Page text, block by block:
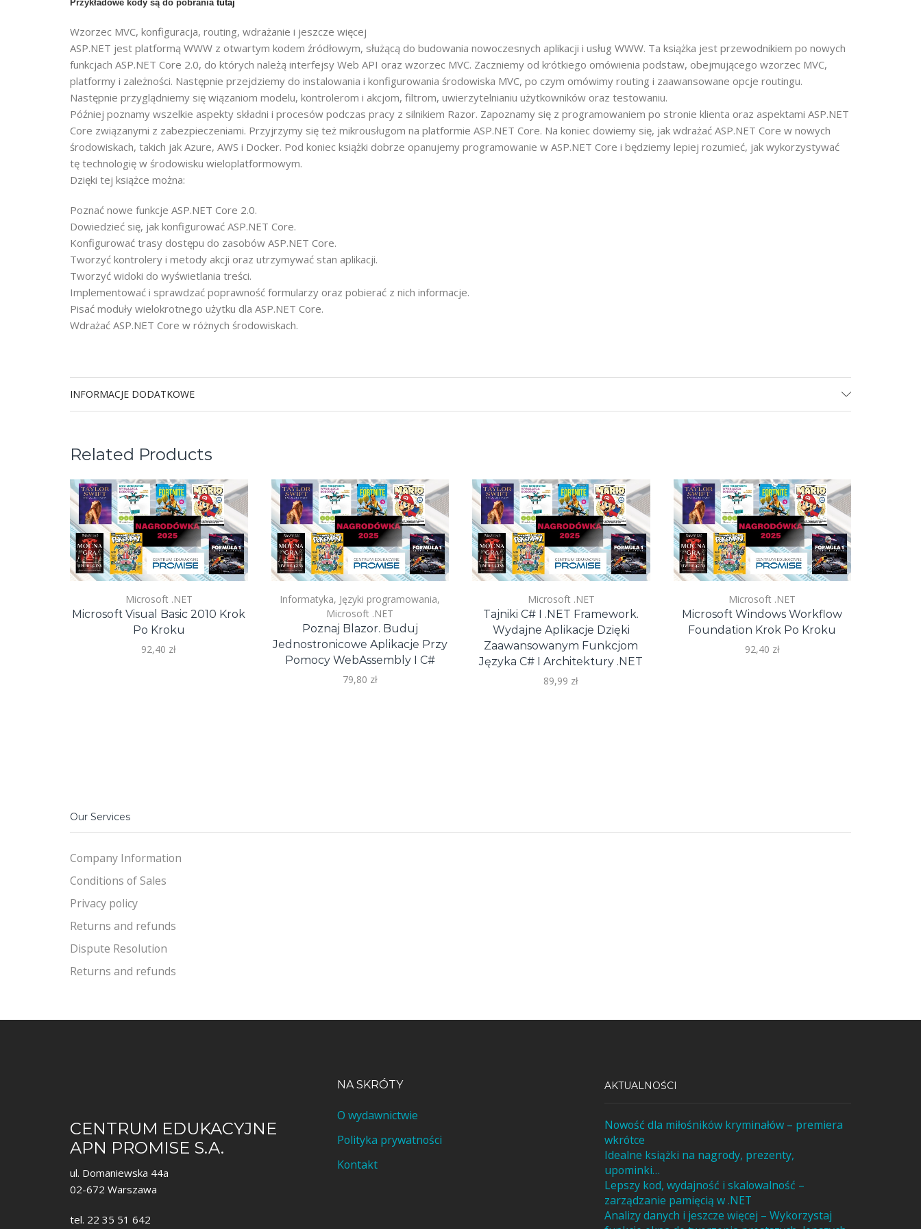
Przykładowe kody są do pobrania tutaj
Wzorzec MVC, konfiguracja, routing, wdrażanie i jeszcze więcej
ASP.NET jest platformą WWW z otwartym kodem źródłowym, służącą do budowania nowoczesnych aplikacji i usług WWW. Ta książka jest przewodnikiem po nowych
funkcjach ASP.NET Core 2.0, do których należą interfejsy Web API oraz wzorzec MVC. Zaczniemy od krótkiego omówienia podstaw, obejmującego wzorzec MVC,
platformy i zależności. Następnie przejdziemy do instalowania i konfigurowania środowiska MVC, po czym omówimy routing i zaawansowane opcje routingu.
Następnie przyglądniemy się wiązaniom modelu, kontrolerom i akcjom, filtrom, uwierzytelnianiu użytkowników oraz testowaniu.
Później poznamy wszelkie aspekty składni i procesów podczas pracy z silnikiem Razor. Zapoznamy się z programowaniem po stronie klienta oraz aspektami ASP.NET
Core związanymi z zabezpieczeniami. Przyjrzymy się też mikrousługom na platformie ASP.NET Core. Na koniec dowiemy się, jak wdrażać ASP.NET Core w nowych
środowiskach, takich jak Azure, AWS i Docker. Pod koniec książki dobrze opanujemy programowanie w ASP.NET Core i będziemy lepiej rozumieć, jak wykorzystywać
tę technologię w środowisku wieloplatformowym.
Dzięki tej książce można:
Poznać nowe funkcje ASP.NET Core 2.0.
Dowiedzieć się, jak konfigurować ASP.NET Core.
Konfigurować trasy dostępu do zasobów ASP.NET Core.
Tworzyć kontrolery i metody akcji oraz utrzymywać stan aplikacji.
Tworzyć widoki do wyświetlania treści.
Implementować i sprawdzać poprawność formularzy oraz pobierać z nich informacje.
Pisać moduły wielokrotnego użytku dla ASP.NET Core.
Wdrażać ASP.NET Core w różnych środowiskach.
INFORMACJE DODATKOWE
Related Products
Microsoft .NET
Microsoft Visual Basic 2010 Krok
Po Kroku
92,40 zł
Informatyka, Języki programowania,
Microsoft .NET
Poznaj Blazor. Buduj
Jednostronicowe Aplikacje Przy
Pomocy WebAssembly I C#
79,80 zł
Microsoft .NET
Tajniki C# I .NET Framework.
Wydajne Aplikacje Dzięki
Zaawansowanym Funkcjom
Języka C# I Architektury .NET
89,99 zł
Microsoft .NET
Microsoft Windows Workflow
Foundation Krok Po Kroku
92,40 zł
Our Services
Company Information
Conditions of Sales
Privacy policy
Returns and refunds
Dispute Resolution
Returns and refunds
CENTRUM EDUKACYJNE
APN PROMISE S.A.
ul. Domaniewska 44a
02-672 Warszawa
tel. 22 35 51 642
NA SKRÓTY
O wydawnictwie
Polityka prywatności
Kontakt
AKTUALNOŚCI
Nowość dla miłośników kryminałów – premiera
wkrótce
Idealne książki na nagrody, prezenty,
upominki…
Lepszy kod, wydajność i skalowalność –
zarządzanie pamięcią w .NET
Analizy danych i jeszcze więcej – Wykorzystaj